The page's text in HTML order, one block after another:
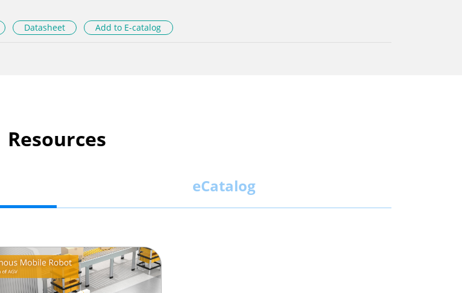
Datasheet Add to E-catalog
Resources
eCatalog